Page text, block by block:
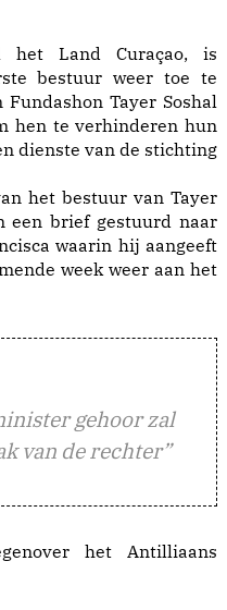
het Land Curaçao, is
bestuur weer toe te
Tayer Soshal
hen te verhinderen hun
dienste van de stichting
het bestuur van Tayer
een brief gestuurd naar
waarin hij aangeeft
week weer aan het
gehoor zal
van de rechter”
het Antilliaans